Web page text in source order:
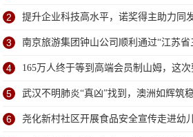
2 提升企业科技高水平，诺奖得主助力同
3 南京旅游集团钟山公司顺利通过“江苏
4 165万人终于等到高端会员制山姆，这次
5 武汉不明肺炎“真凶”找到，澳洲如辉筑
6 尧化新村社区开展食品安全宣传走进幼